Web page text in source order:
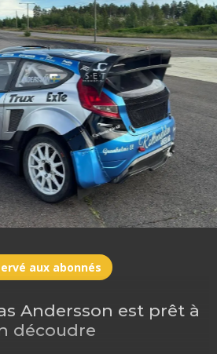
aux abonnés
Andersson est prêt à
découdre